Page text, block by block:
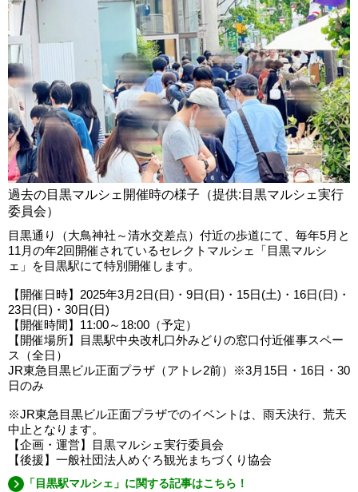
過去の目黒マルシェ開催時の様子（提供:目黒マルシェ実行
委員会）
目黒通り（大鳥神社～清水交差点）付近の歩道にて、毎年5月と
11月の年2回開催されているセレクトマルシェ「目黒マルシ
ェ」を目黒駅にて特別開催します。
【開催日時】2025年3月2日(日)・9日(日)・15日(土)・16日(日)・
23日(日)・30日(日)
【開催時間】11:00～18:00（予定）
【開催場所】目黒駅中央改札口外みどりの窓口付近催事スペー
ス（全日）
JR東急目黒ビル正面プラザ（アトレ2前）※3月15日・16日・30
日のみ
※JR東急目黒ビル正面プラザでのイベントは、雨天決行、荒天
中止となります。
【企画・運営】目黒マルシェ実行委員会
【後援】一般社団法人めぐろ観光まちづくり協会
「目黒駅マルシェ」に関する記事はこちら！